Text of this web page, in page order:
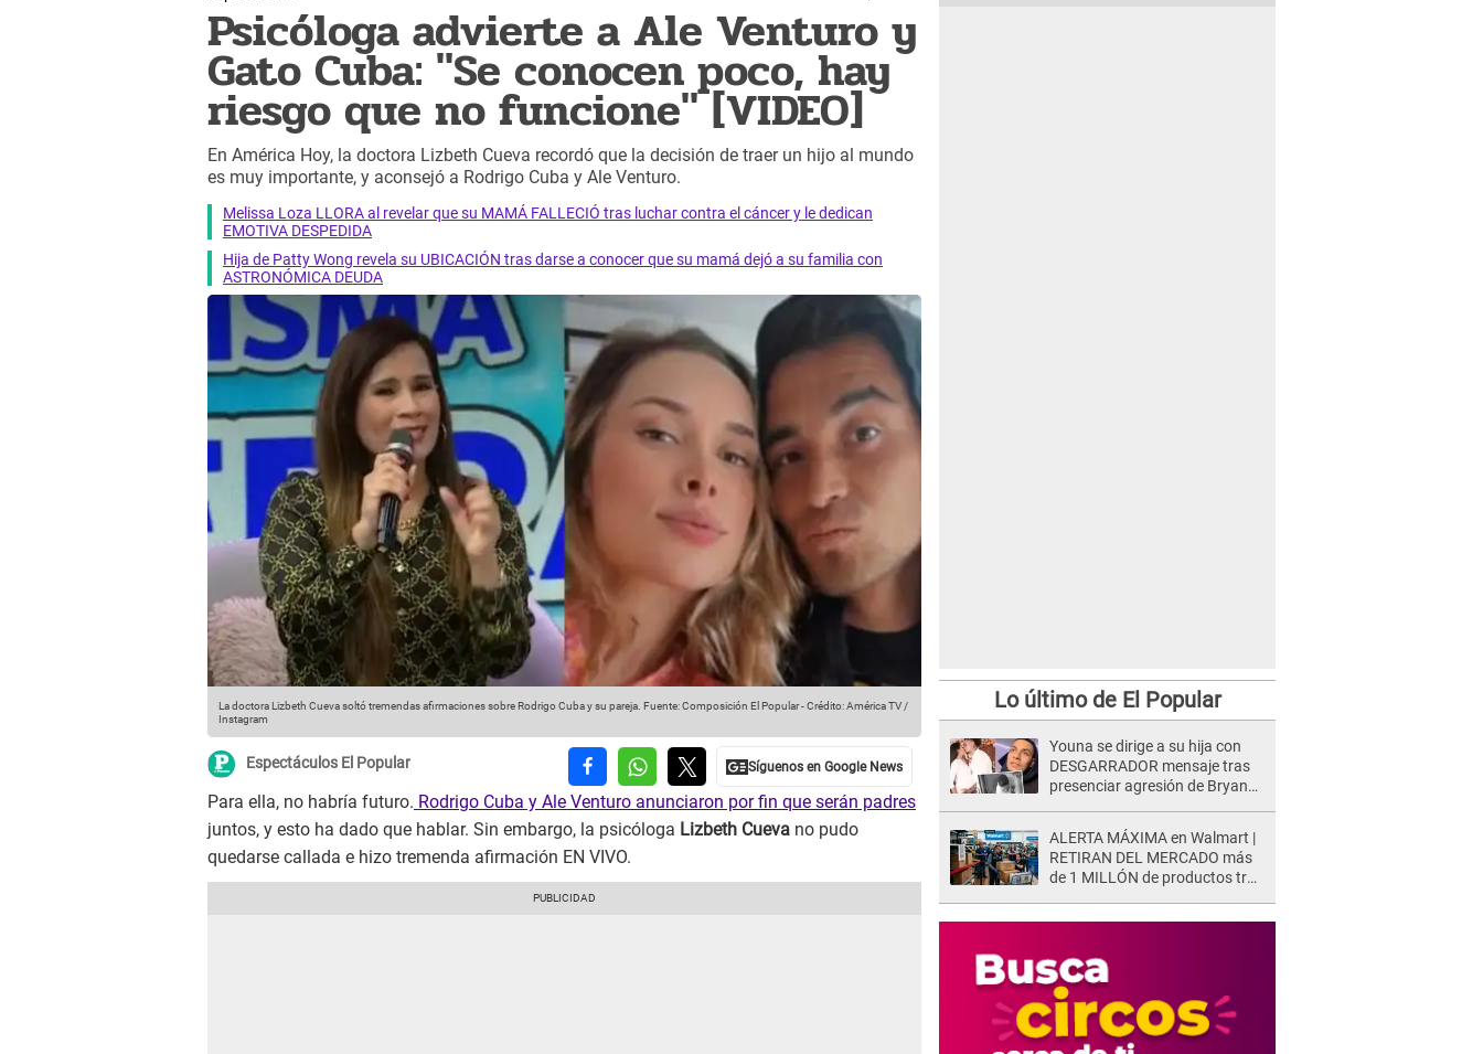
Psicóloga advierte a Ale Venturo y
Gato Cuba: "Se conocen poco, hay
riesgo que no funcione" [VIDEO]
En América Hoy, la doctora Lizbeth Cueva recordó que la decisión de traer un hijo al mundo
es muy importante, y aconsejó a Rodrigo Cuba y Ale Venturo.
Melissa Loza LLORA al revelar que su MAMÁ FALLECIÓ tras luchar contra el cáncer y le dedican
EMOTIVA DESPEDIDA
Hija de Patty Wong revela su UBICACIÓN tras darse a conocer que su mamá dejó a su familia con
ASTRONÓMICA DEUDA
La doctora Lizbeth Cueva soltó tremendas afirmaciones sobre Rodrigo Cuba y su pareja. Fuente: Composición El Popular-Crédito: América TV /
Instagram
Espectáculos El Popular
Para ella, no habría futuro. Rodrigo Cuba y Ale Venturo anunciaron por fin que serán padres
juntos, y esto ha dado que hablar. Sin embargo, la psicóloga Lizbeth Cueva no pudo
quedarse callada e hizo tremenda afirmación EN VIVO.
Lo último de El Popular
Youna se dirige a su hija con
DESGARRADOR mensaje tras
presenciar agresión de Bryan
"Perdóname mi amor"
ALERTA MÁXIMA en Walmart |
RETIRAN DEL MERCADO más
de 1 MILLÓN de productos tras